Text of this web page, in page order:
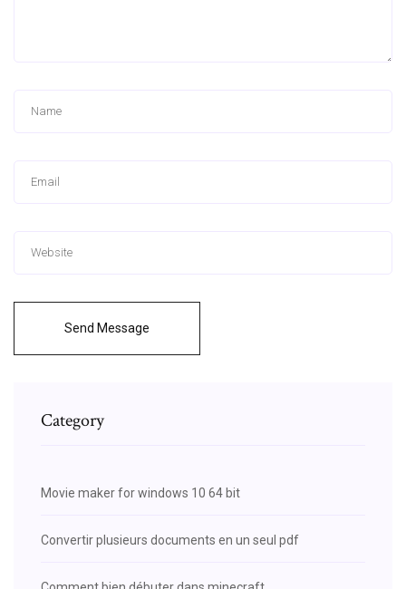
Send Message
Category
Movie maker for windows 10 64 bit
Convertir plusieurs documents en un seul pdf